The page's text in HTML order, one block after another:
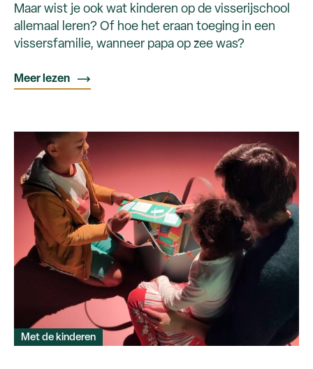
Maar wist je ook wat kinderen op de visserijschool
allemaal leren? Of hoe het eraan toeging in een
vissersfamilie, wanneer papa op zee was?
Meer lezen
Met de kinderen